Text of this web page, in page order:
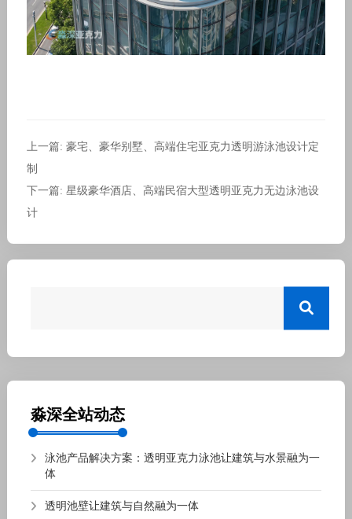
上一篇: 豪宅、豪华别墅、高端住宅亚克力透明游泳池设计定
制
下一篇: 星级豪华酒店、高端民宿大型透明亚克力无边泳池设
计
淼深全站动态
泳池产品解决方案：透明亚克力泳池让建筑与水景融为一
体
透明池壁让建筑与自然融为一体